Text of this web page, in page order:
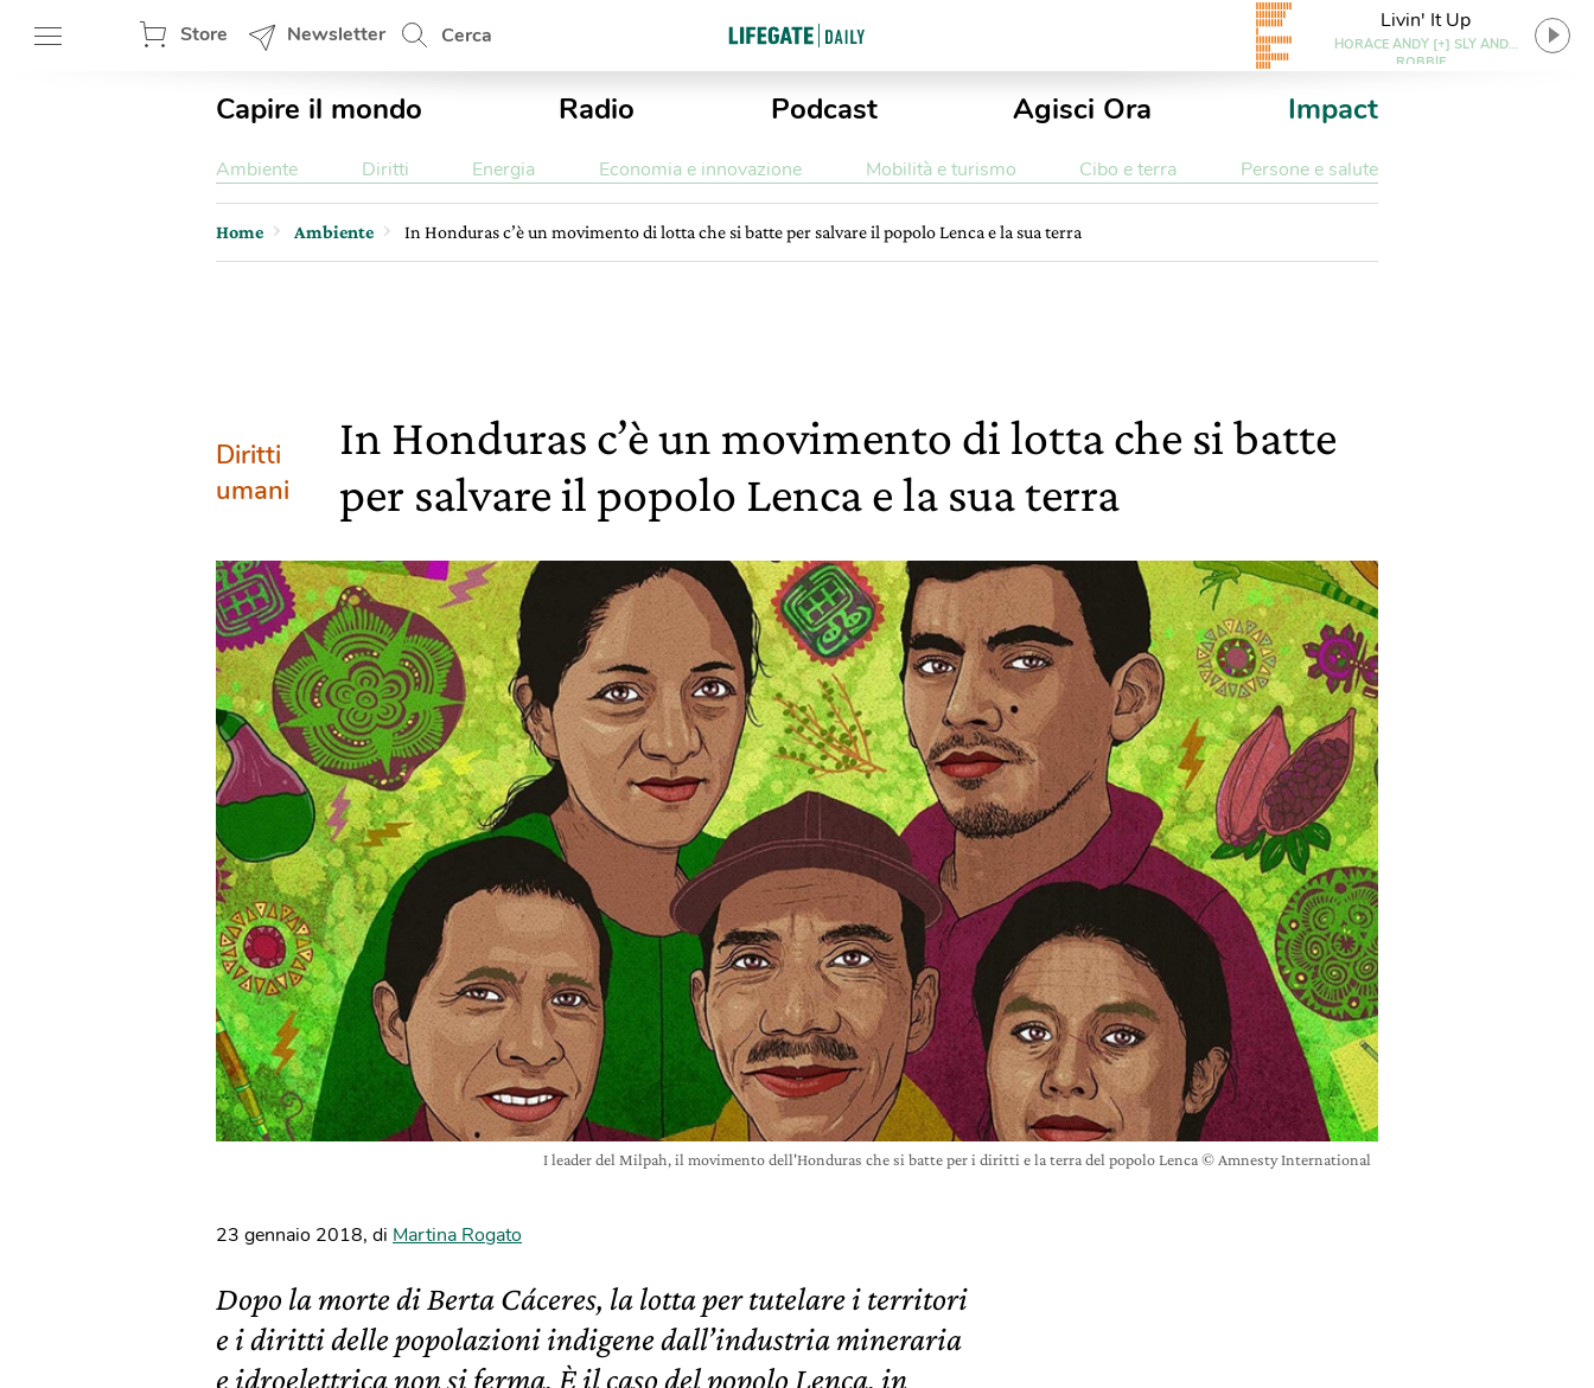
Store Newsletter Cerca
Livin' It Up
HORACE ANDY [+] SLY AND
ROBBIE
Capire il mondo Radio Podcast Agisci Ora Impact
Ambiente Diritti Energia Economia e innovazione Mobilità e turismo Cibo e terra Persone e salute
Home Ambiente In Honduras c’è un movimento di lotta che si batte per salvare il popolo Lenca e la sua terra
Diritti
umani
In Honduras c’è un movimento di lotta che si batte
per salvare il popolo Lenca e la sua terra
I leader del Milpah, il movimento dell'Honduras che si batte per i diritti e la terra del popolo Lenca © Amnesty International
23 gennaio 2018, di Martina Rogato
Dopo la morte di Berta Cáceres, la lotta per tutelare i territori
e i diritti delle popolazioni indigene dall’industria mineraria
e idroelettrica non si ferma. È il caso del popolo Lenca, in